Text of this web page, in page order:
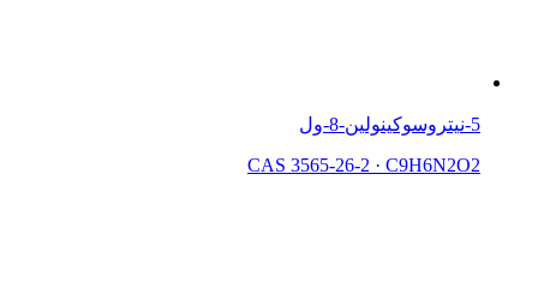
5-نيتروسوكينولين-8-ول
CAS 3565-26-2 · C9H6N2O2